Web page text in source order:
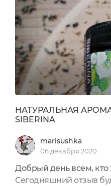
примерно на 50%
свечи из парафина за
НАТУРАЛЬНАЯ
SIBERINA
marisushka
06 декабря 2020
Добрый день всем, кто
Сегодняшний отзыв